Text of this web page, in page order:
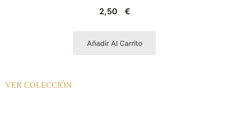
2,50 €
Añadir Al Carrito
VER COLECCIÓN